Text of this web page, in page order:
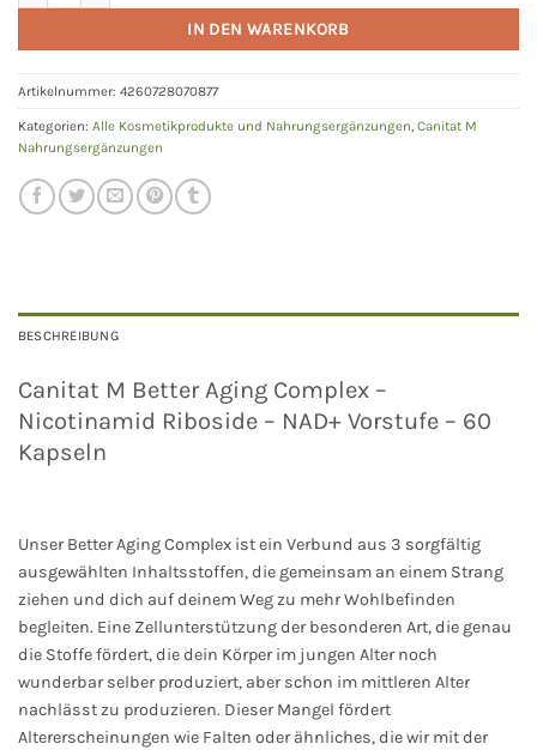
IN DEN WARENKORB
Artikelnummer: 4260728070877
Kategorien: Alle Kosmetikprodukte und Nahrungsergänzungen, Canitat M
Nahrungsergänzungen
BESCHREIBUNG
Canitat M Better Aging Complex –
Nicotinamid Riboside – NAD+ Vorstufe – 60
Kapseln
Unser Better Aging Complex ist ein Verbund aus 3 sorgfältig
ausgewählten Inhaltsstoffen, die gemeinsam an einem Strang
ziehen und dich auf deinem Weg zu mehr Wohlbefinden
begleiten. Eine Zellunterstützung der besonderen Art, die genau
die Stoffe fördert, die dein Körper im jungen Alter noch
wunderbar selber produziert, aber schon im mittleren Alter
nachlässt zu produzieren. Dieser Mangel fördert
Altererscheinungen wie Falten oder ähnliches, die wir mit der